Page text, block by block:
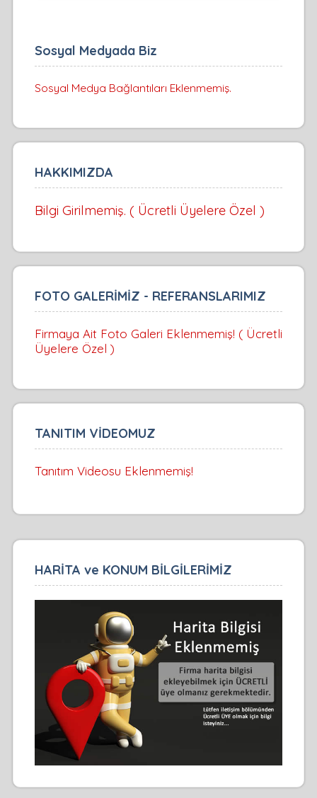
Sosyal Medyada Biz
Sosyal Medya Bağlantıları Eklenmemiş.
HAKKIMIZDA
Bilgi Girilmemiş. ( Ücretli Üyelere Özel )
FOTO GALERİMİZ - REFERANSLARIMIZ
Firmaya Ait Foto Galeri Eklenmemiş! ( Ücretli
Üyelere Özel )
TANITIM VİDEOMUZ
Tanıtım Videosu Eklenmemiş!
HARİTA ve KONUM BİLGİLERİMİZ